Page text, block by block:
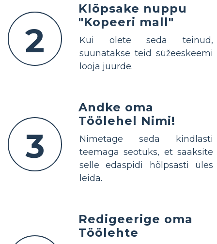
2
Klõpsake nuppu
"Kopeeri mall"
Kui olete seda teinud,
suunatakse teid süžeeskeemi
looja juurde.
3
Andke oma
Töölehel Nimi!
Nimetage seda kindlasti
teemaga seotuks, et saaksite
selle edaspidi hõlpsasti üles
leida.
Redigeerige oma
Töölehte